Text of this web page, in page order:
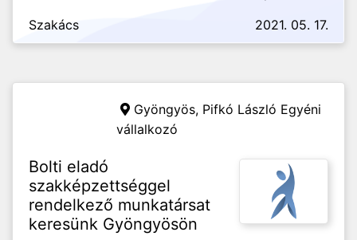
Szakács
2021. 05. 17.
Gyöngyös, Pifkó László Egyéni
vállalkozó
Bolti eladó
szakképzettséggel
rendelkező munkatársat
keresünk Gyöngyösön